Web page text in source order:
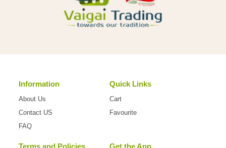
Information
About Us
Contact US
FAQ
Quick Links
Cart
Favourite
Terms and Policies Get the App